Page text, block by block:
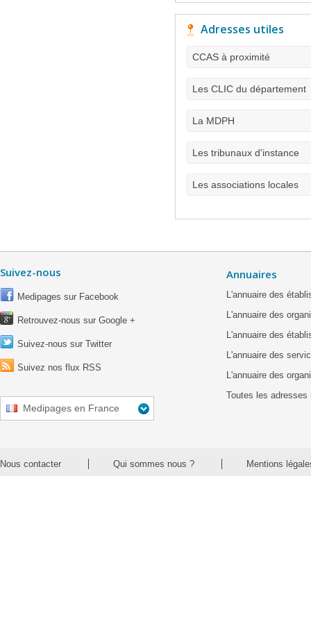
Adresses utiles
CCAS à proximité
Les CLIC du département
La MDPH
Les tribunaux d'instance
Les associations locales
Suivez-nous
Medipages sur Facebook
Retrouvez-nous sur Google +
Suivez-nous sur Twitter
Suivez nos flux RSS
Medipages en France
Annuaires
L'annuaire des
L'annuaire des
L'annuaire des
L'annuaire des
L'annuaire des
Toutes les adresses
Nous contacter Qui sommes nous ? Mentions